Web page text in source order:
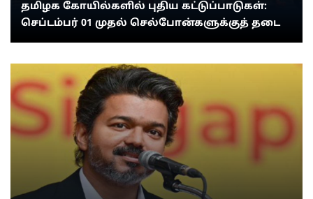
தமிழக கோயில்களில் புதிய கட்டுப்பாடுகள்:
செப்டம்பர் 01 முதல் செல்போன்களுக்குத் தடை